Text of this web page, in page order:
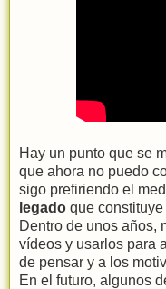
Hay un punto que se
que ahora no puedo
sigo prefiriendo el
legado que
Dentro de unos años,
vídeos y usarlos para
de pensar y a los
En el futuro, algunos